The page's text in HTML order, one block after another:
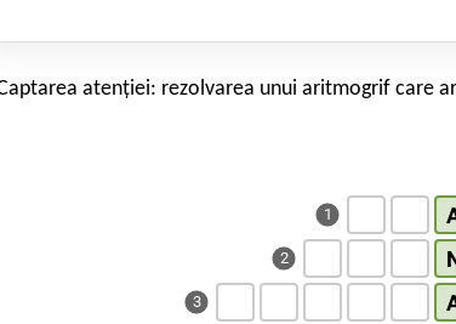
atenției: rezolvarea unui aritmogrif care
1
2 N
3